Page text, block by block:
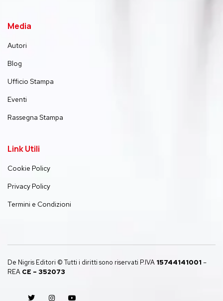
Media
Autori
Blog
Ufficio Stampa
Eventi
Rassegna Stampa
Link Utili
Cookie Policy
Privacy Policy
Termini e Condizioni
De Nigris Editori © Tutti i diritti sono riservati P.IVA 15744141001 –
REA CE – 352073